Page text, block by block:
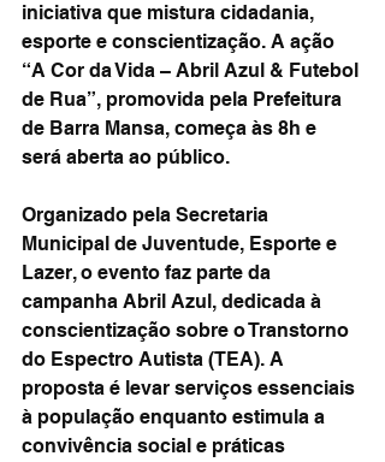
iniciativa que mistura cidadania,
esporte e conscientização. A ação
“A Cor da Vida – Abril Azul & Futebol
de Rua”, promovida pela Prefeitura
de Barra Mansa, começa às 8h e
será aberta ao público.
Organizado pela Secretaria
Municipal de Juventude, Esporte e
Lazer, o evento faz parte da
campanha Abril Azul, dedicada à
conscientização sobre o Transtorno
do Espectro Autista (TEA). A
proposta é levar serviços essenciais
à população enquanto estimula a
convivência social e práticas